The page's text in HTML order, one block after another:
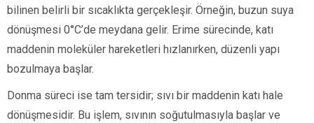
bilinen belirli bir sıcaklıkta gerçekleşir. Örneğin, buzun suya
dönüşmesi 0°C’de meydana gelir. Erime sürecinde, katı
maddenin moleküler hareketleri hızlanırken, düzenli yapı
bozulmaya başlar.
Donma süreci ise tam tersidir; sıvı bir maddenin katı hale
dönüşmesidir. Bu işlem, sıvının soğutulmasıyla başlar ve